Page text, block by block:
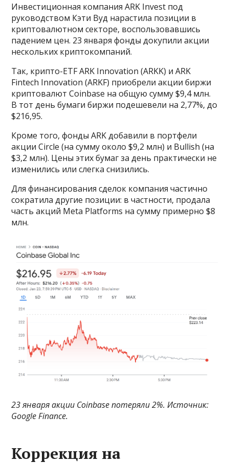
Инвестиционная компания ARK Invest под
руководством Кэти Вуд нарастила позиции в
криптовалютном секторе, воспользовавшись
падением цен. 23 января фонды докупили акции
нескольких криптокомпаний.
Так, крипто-ETF ARK Innovation (ARKK) и ARK
Fintech Innovation (ARKF) приобрели акции биржи
криптовалют Coinbase на общую сумму $9,4 млн.
В тот день бумаги биржи подешевели на 2,77%, до
$216,95.
Кроме того, фонды ARK добавили в портфели
акции Circle (на сумму около $9,2 млн) и Bullish (на
$3,2 млн). Цены этих бумаг за день практически не
изменились или слегка снизились.
Для финансирования сделок компания частично
сократила другие позиции: в частности, продала
часть акций Meta Platforms на сумму примерно $8
млн.
23 января акции Coinbase потеряли 2%. Источник:
Google Finance.
Коррекция на